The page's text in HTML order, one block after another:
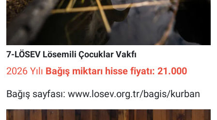
7-LÖSEV Lösemili Çocuklar Vakfı
2026 Yılı Bağış miktarı hisse fiyatı: 21.000
Bağış sayfası: www.losev.org.tr/bagis/kurban